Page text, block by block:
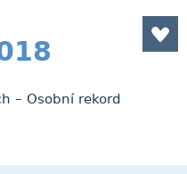
– Osobní rekord